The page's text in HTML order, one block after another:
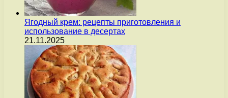
Ягодный крем: рецепты приготовления и
использование в десертах
21.11.2025